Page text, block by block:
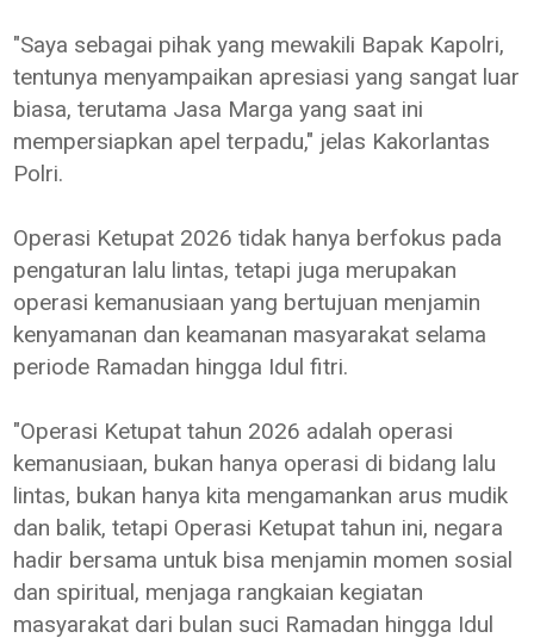
"Saya sebagai pihak yang mewakili Bapak Kapolri,
tentunya menyampaikan apresiasi yang sangat luar
biasa, terutama Jasa Marga yang saat ini
mempersiapkan apel terpadu," jelas Kakorlantas
Polri.
Operasi Ketupat 2026 tidak hanya berfokus pada
pengaturan lalu lintas, tetapi juga merupakan
operasi kemanusiaan yang bertujuan menjamin
kenyamanan dan keamanan masyarakat selama
periode Ramadan hingga Idul fitri.
"Operasi Ketupat tahun 2026 adalah operasi
kemanusiaan, bukan hanya operasi di bidang lalu
lintas, bukan hanya kita mengamankan arus mudik
dan balik, tetapi Operasi Ketupat tahun ini, negara
hadir bersama untuk bisa menjamin momen sosial
dan spiritual, menjaga rangkaian kegiatan
masyarakat dari bulan suci Ramadan hingga Idul